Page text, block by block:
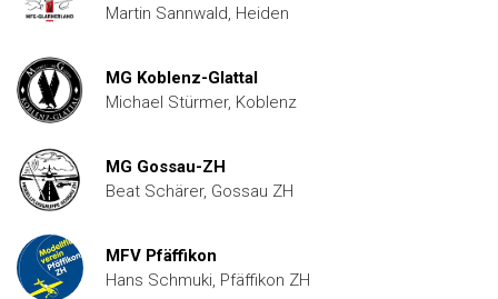
Martin Sannwald, Heiden
MG Koblenz-Glattal
Michael Stürmer, Koblenz
MG Gossau-ZH
Beat Schärer, Gossau ZH
MFV Pfäffikon
Hans Schmuki, Pfäffikon ZH